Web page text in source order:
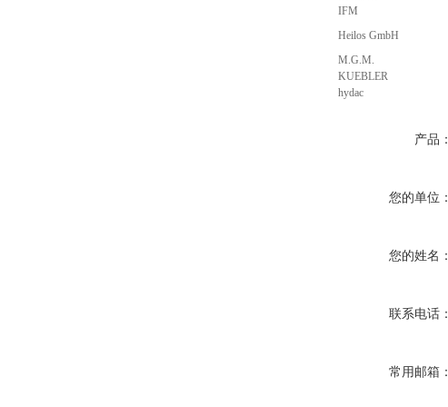
IFM
Heilos GmbH
M.G.M.
KUEBLER
hydac
产品：
您的单位：
您的姓名：
联系电话：
常用邮箱：